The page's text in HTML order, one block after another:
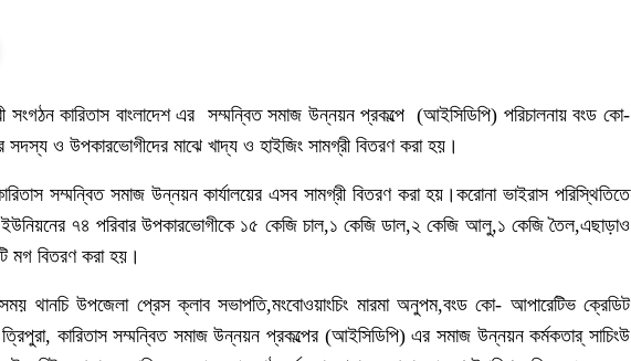
সংগঠন কারিতাস বাংলাদেশ এর সম্মন্বিত সমাজ উন্নয়ন প্রকল্পে (আইসিডিপি) পরিচালনায় বংড কো-
সদস্য ও উপকারভোগীদের মাঝে খাদ্য ও হাইজিং সামগ্রী বিতরণ করা হয়।
সম্মন্বিত সমাজ উন্নয়ন কার্যালয়ের এসব সামগ্রী বিতরণ করা হয়।করোনা ভাইরাস পরিস্থিতিতে
৭৪ পরিবার উপকারভোগীকে ১৫ কেজি চাল,১ কেজি ডাল,২ কেজি আলু,১ কেজি তৈল,এছাড়াও
মগ বিতরণ করা হয়।
থানচি উপজেলা প্রেস ক্লাব সভাপতি,মংবোওয়াংচিং মারমা অনুপম,বংড কো- আপারেটিভ ক্রেডিট
ত্রিপুরা, কারিতাস সম্মন্বিত সমাজ উন্নয়ন প্রকল্পের (আইসিডিপি) এর সমাজ উন্নয়ন কর্মকতার্ সাচিংউ